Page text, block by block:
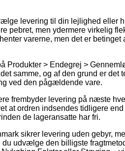
levering til din lejlighed eller
pebret, men ydermere virkelig
varerne, men det er
Produkter > Endegrej >
samme, og af den grund er det
ved den pågældende vare.
frembyder levering på næste
at ordren indsendes tidligere
de lageransatte har fri.
sikrer levering uden gebyr,
du udvælge den billigste